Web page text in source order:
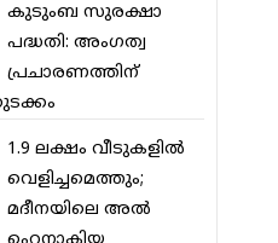
കുടുംബ സുരക്ഷാ
പദ്ധതി: അംഗത്വ
പ്രചാരണത്തിന്
1.9 ലക്ഷം വീടുകളില്‍
വെളിച്ചമെത്തും;
മദീനയിലെ അല്‍